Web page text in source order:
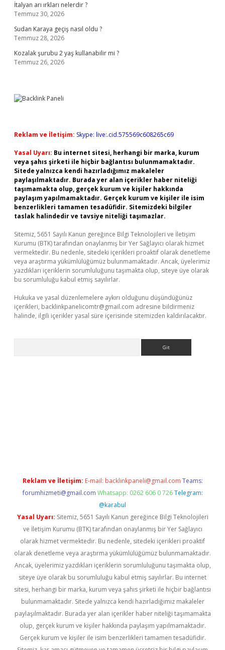
İtalyan arı ırkları nelerdir ?
Temmuz 30, 2026
Sudan Karaya geçiş nasıl oldu ?
Temmuz 28, 2026
Kozalak şurubu 2 yaş kullanabilir mi ?
Temmuz 26, 2026
Reklam ve İletişim: Skype: live:.cid.575569c608265c69
Yasal Uyarı: Bu internet sitesi, herhangi bir marka, kurum
veya şahıs şirketi ile hiçbir bağlantısı bulunmamaktadır.
Sitede yalnızca kendi hazırladığımız makaleler
paylaşılmaktadır. Burada yer alan içerikler haber niteliği
taşımamakta olup, gerçek kurum ve kişiler hakkında
paylaşım yapılmamaktadır. Gerçek kurum ve kişiler ile isim
benzerlikleri tamamen tesadüfidir. Sitemizdeki bilgiler
taslak halindedir ve tavsiye niteliği taşımazlar.
Sitemiz, 5651 Sayılı Kanun gereğince Bilgi Teknolojileri ve İletişim
Kurumu (BTK) tarafından onaylanmış bir Yer Sağlayıcı olarak hizmet
vermektedir. Bu nedenle, sitedeki içerikleri proaktif olarak denetleme
veya araştırma yükümlülüğümüz bulunmamaktadır. Ancak, üyelerimiz
yazdıkları içeriklerin sorumluluğunu taşımakta olup, siteye üye olarak
bu sorumluluğu kabul etmiş sayılırlar.
Hukuka ve yasal düzenlemelere aykırı olduğunu düşündüğünüz
içerikleri, backlinkpanelicomtr@gmail.com adresine bildirmeniz
halinde, ilgili içerikler yasal süre içerisinde sitemizden kaldırılacaktır.
Reklam ve İletişim: E-mail: backlinkpaneli@gmail.com Teams:
forumhizmeti@gmail.com Whatsapp: 0262 606 0 726 Telegram:
@karabul
Yasal Uyarı: Sitemiz, 5651 Sayılı Kanun gereğince Bilgi Teknolojileri
ve İletişim Kurumu (BTK) tarafından onaylanmış bir Yer Sağlayıcı
olarak hizmet vermektedir. Bu nedenle, sitedeki içerikleri proaktif
olarak denetleme veya araştırma yükümlülüğümüz bulunmamaktadır.
Ancak, üyelerimiz yazdıkları içeriklerin sorumluluğunu taşımakta olup,
siteye üye olarak bu sorumluluğu kabul etmiş sayılırlar. Bu internet
sitesi, herhangi bir marka, kurum veya şahıs şirketi ile hiçbir bağlantısı
bulunmamaktadır. Sitede yalnızca kendi hazırladığımız makaleler
paylaşılmaktadır. Burada yer alan içerikler haber niteliği taşımamakta
olup, gerçek kurum ve kişiler hakkında paylaşım yapılmamaktadır.
Gerçek kurum ve kişiler ile isim benzerlikleri tamamen tesadüfidir.